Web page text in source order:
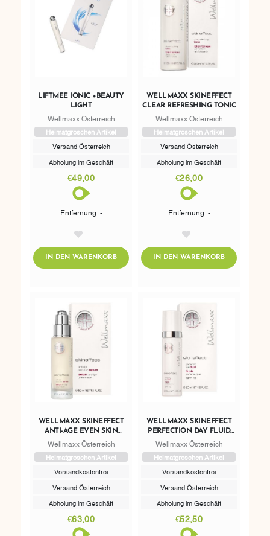
LIFTMEE IONIC +BEAUTY
LIGHT
Wellmaxx Österreich
Heimatgroschen Artikel
Versand Österreich
Abholung im Geschäft
€49,00
Entfernung: -
IN DEN WARENKORBADDTOCART
WELLMAXX SKINEFFECT
CLEAR REFRESHING TONIC
Wellmaxx Österreich
Heimatgroschen Artikel
Versand Österreich
Abholung im Geschäft
€26,00
Entfernung: -
IN DEN WARENKORBADDTOCART
WELLMAXX SKINEFFECT
ANTI-AGE EVEN SKIN
SERUM
Wellmaxx Österreich
Heimatgroschen Artikel
Versandkostenfrei
Versand Österreich
Abholung im Geschäft
€63,00
WELLMAXX SKINEFFECT
PERFECTION DAY FLUID
SPF 15
Wellmaxx Österreich
Heimatgroschen Artikel
Versandkostenfrei
Versand Österreich
Abholung im Geschäft
€52,50